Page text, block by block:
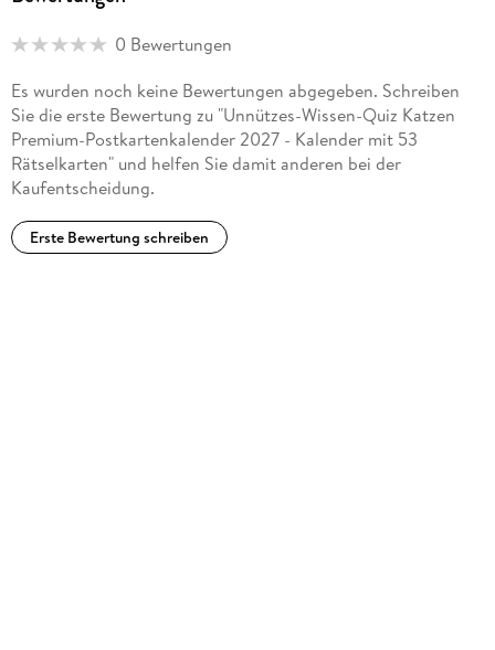
0 Bewertungen
Es wurden noch keine Bewertungen abgegeben. Schreiben
Sie die erste Bewertung zu "Unnützes-Wissen-Quiz Katzen
Premium-Postkartenkalender 2027 - Kalender mit 53
Rätselkarten" und helfen Sie damit anderen bei der
Kaufentscheidung.
Erste Bewertung schreiben